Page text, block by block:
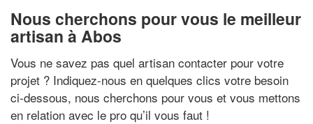
Nous cherchons pour vous le meilleur
artisan à Abos
Vous ne savez pas quel artisan contacter pour votre
projet ? Indiquez-nous en quelques clics votre besoin
ci-dessous, nous cherchons pour vous et vous mettons
en relation avec le pro qu’il vous faut !